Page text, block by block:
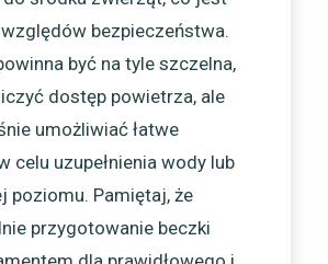
bezpieczeństwa.
być na tyle szczelna,
dostęp powietrza, ale
umożliwiać łatwe
celu uzupełnienia wody lub
poziomu. Pamiętaj, że
przygotowanie beczki